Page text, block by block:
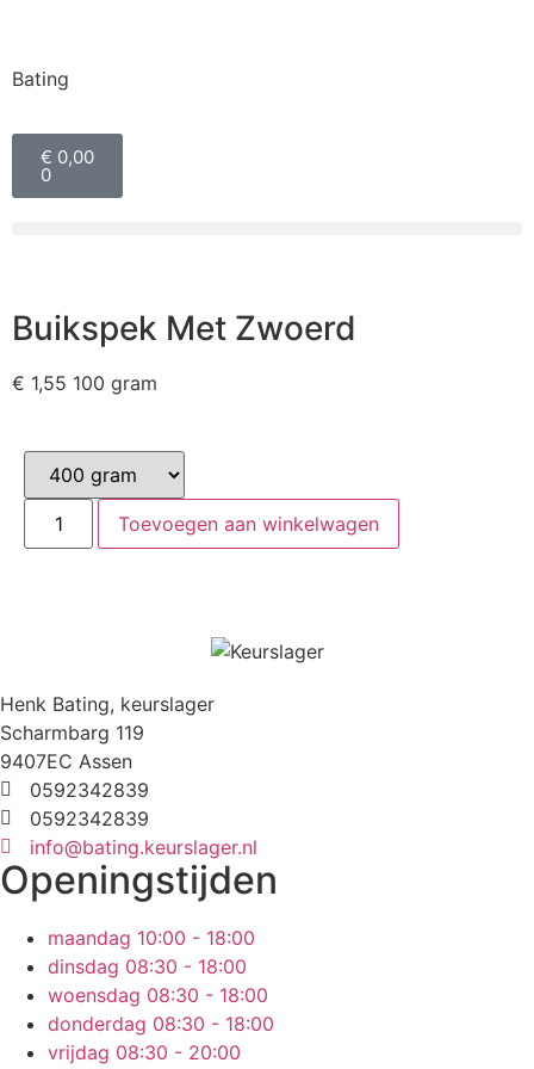
Bating
€ 0,00
0
Buikspek Met Zwoerd
€ 1,55 100 gram
Toevoegen aan winkelwagen
Henk Bating, keurslager
Scharmbarg 119
9407EC Assen
0592342839
0592342839
info@bating.keurslager.nl
Openingstijden
maandag 10:00 - 18:00
dinsdag 08:30 - 18:00
woensdag 08:30 - 18:00
donderdag 08:30 - 18:00
vrijdag 08:30 - 20:00